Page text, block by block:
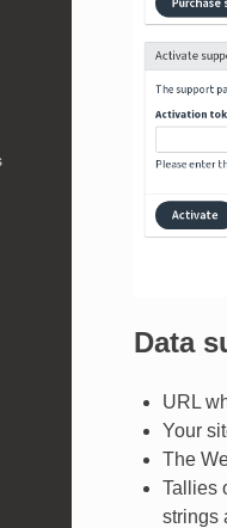
Data
URL
Your
The
Tallies
strings